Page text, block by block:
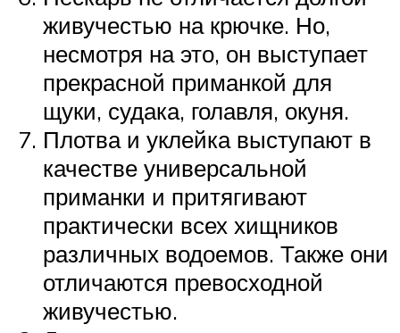
живучестью на крючке. Но,
несмотря на это, он выступает
прекрасной приманкой для
щуки, судака, голавля, окуня.
Плотва и уклейка выступают в
качестве универсальной
приманки и притягивают
практически всех хищников
различных водоемов. Также они
отличаются превосходной
живучестью.